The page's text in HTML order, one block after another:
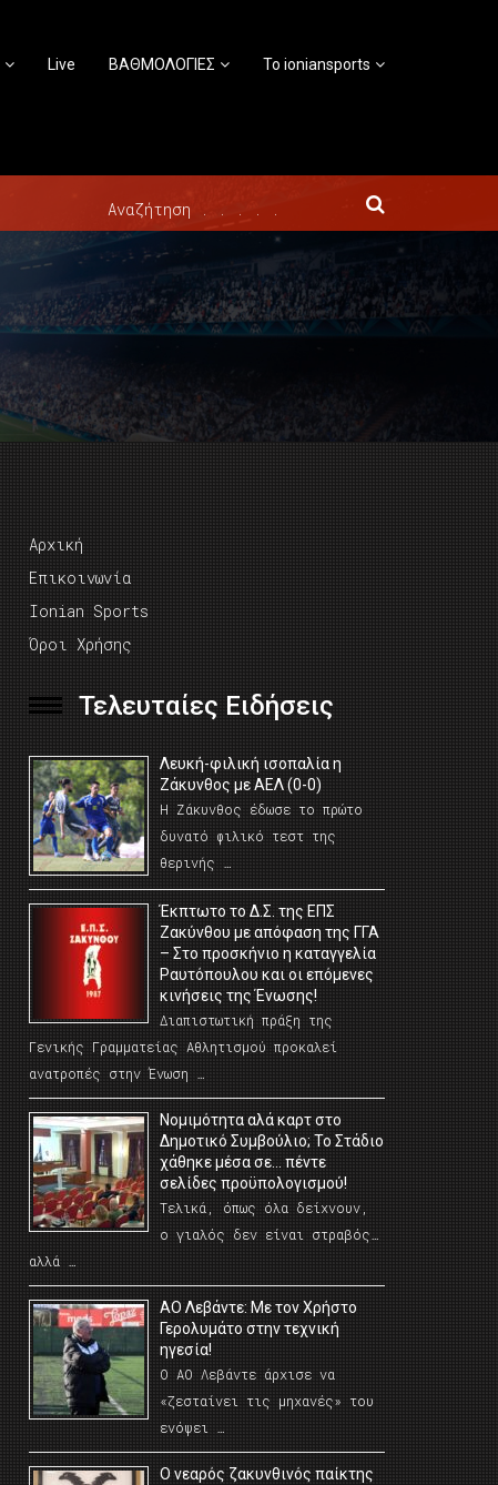
Live ΒΑΘΜΟΛΟΓΙΕΣ Το ioniansports
Αρχική
Επικοινωνία
Ionian Sports
Όροι Χρήσης
Τελευταίες Ειδήσεις
Λευκή-φιλική ισοπαλία η
Ζάκυνθος με ΑΕΛ (0-0)
Η Ζάκυνθος έδωσε το πρώτο
δυνατό φιλικό τεστ της
θερινής …
Έκπτωτο το Δ.Σ. της ΕΠΣ
Ζακύνθου με απόφαση της ΓΓΑ
– Στο προσκήνιο η καταγγελία
Ραυτόπουλου και οι επόμενες
κινήσεις της Ένωσης!
Διαπιστωτική πράξη της
Γενικής Γραμματείας Αθλητισμού προκαλεί
ανατροπές στην Ένωση …
Νομιμότητα αλά καρτ στο
Δημοτικό Συμβούλιο; Το Στάδιο
χάθηκε μέσα σε… πέντε
σελίδες προϋπολογισμού!
Τελικά, όπως όλα δείχνουν,
ο γιαλός δεν είναι στραβός…
αλλά …
ΑΟ Λεβάντε: Με τον Χρήστο
Γερολυμάτο στην τεχνική
ηγεσία!
Ο ΑΟ Λεβάντε άρχισε να
«ζεσταίνει τις μηχανές» του
ενόψει …
O νεαρός ζακυνθινός παίκτης